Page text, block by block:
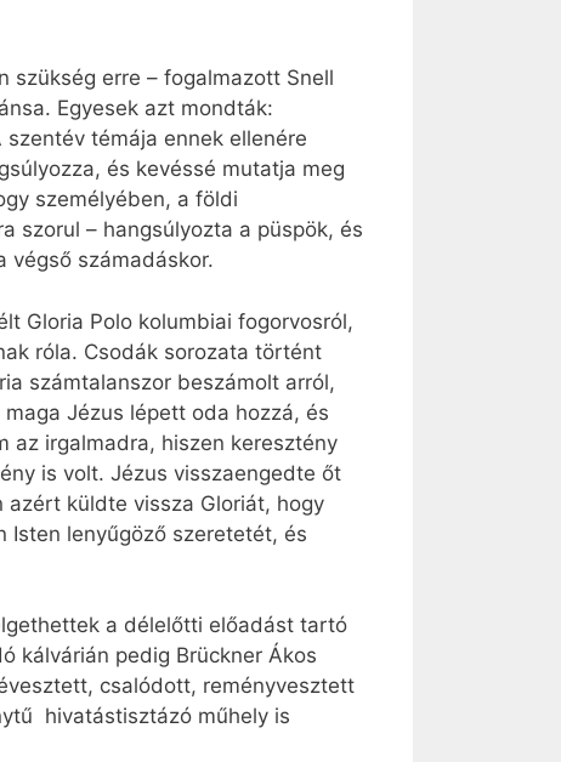
szükség erre – fogalmazott Snell
Egyesek azt mondták:
témája ennek ellenére
és kevéssé mutatja meg
személyében, a földi
szorul – hangsúlyozta a püspök, és
végső számadáskor.
Gloria Polo kolumbiai fogorvosról,
róla. Csodák sorozata történt
számtalanszor beszámolt arról,
Jézus lépett oda hozzá, és
az irgalmadra, hiszen keresztény
is volt. Jézus vissza­engedte őt
azért küldte vissza Gloriát, hogy
Isten lenyűgöző szeretetét, és
a délelőtti előadást tartó
kálvárián pedig Brückner Ákos
csalódott, reményvesztett
hivatástisztázó műhely is